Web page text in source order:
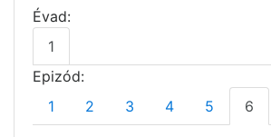
Évad:
1
Epizód:
1
2 3 4 5 6